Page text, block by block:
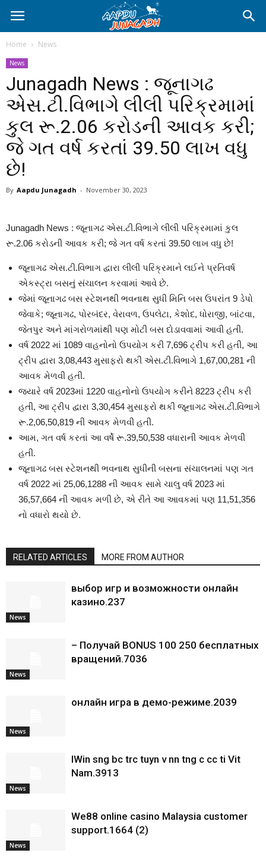
Home News
News
Junagadh News : જૂનાગઢ
એસ.ટી.વિભાગે લીલી પરિક્રમામાં
કુલ રૂ.2.06 કરોડની આવક કરી;
જે ગત વર્ષ કરતાં 39.50 લાખ વધુ
છે!
By Aapdu Junagadh - November 30, 2023
Junagadh News : જૂનાગઢ એસ.ટી.વિભાગે લીલી પરિક્રમામાં કુલ
રૂ.2.06 કરોડની આવક કરી; જે ગત વર્ષ કરતાં 39.50 લાખ વધુ છે!
જૂનાગઢ એસ.ટી.વિભાગ દ્વારા લીલી પરિક્રમાને લઈને પ્રતિવર્ષ
એકસ્ટ્રા બસનું સંચાલન કરવામાં આવે છે.
જેમાં જૂનાગઢ બસ સ્ટેશનથી ભવનાથ સુધી મિનિ બસ ઉપરાંત 9 ડેપો
જેવાકે; જૂનાગઢ, પોરબંદર, વેરાવળ, ઉપલેટા, કેશોદ, ધોરાજી, બાંટવા,
જેતપુર અને માંગરોળમાંથી પણ મોટી બસ દોડાવવામાં આવી હતી.
વર્ષ 2022 માં 1089 વાહનોનો ઉપયોગ કરી 7,696 ટ્રીપ કરી હતી, આ
ટ્રીપ દ્વારા 3,08,443 મુસાફરો થકી એસ.ટી.વિભાગે 1,67,00,281 ની
આવક મેળવી હતી.
જ્યારે વર્ષ 2023માં 1220 વાહનોનો ઉપયોગ કરીને 8223 ટ્રીપ કરી
હતી, આ ટ્રીપ દ્વારા 3,30,454 મુસાફરો થકી જૂનાગઢ એસ.ટી.વિભાગે
રૂ.2,06,50,819 ની આવક મેળવી હતી.
આમ, ગત વર્ષ કરતાં આ વર્ષે રૂ.39,50,538 વધારાની આવક મેળવી
હતી.
જૂનાગઢ બસ સ્ટેશનથી ભવનાથ સુધીની બસના સંચાલનમાં પણ ગત
વર્ષ 2022 માં 25,06,1288 ની આવક સામે ચાલુ વર્ષ 2023 માં
36,57,664 ની આવક મળી છે, એ રીતે આ આવકમાં પણ 11,51,356
નો વધારો થયો છે.
RELATED ARTICLES MORE FROM AUTHOR
News
выбор игр и возможности онлайн
казино.237
News
– Получай BONUS 100 250 бесплатных
вращений.7036
News
онлайн игра в демо-режиме.2039
News
IWin sng bc trc tuyn v nn tng c cc ti Vit
Nam.3913
News
We88 online casino Malaysia customer
support.1664 (2)